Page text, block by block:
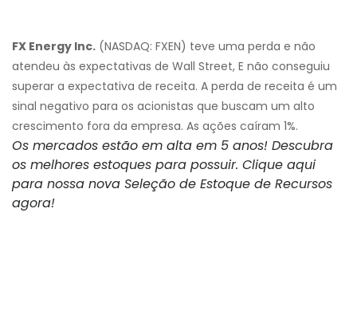
FX Energy Inc. (NASDAQ: FXEN) teve uma perda e não
atendeu às expectativas de Wall Street, E não conseguiu
superar a expectativa de receita. A perda de receita é um
sinal negativo para os acionistas que buscam um alto
crescimento fora da empresa. As ações caíram 1%.
Os mercados estão em alta em 5 anos! Descubra
os melhores estoques para possuir. Clique aqui
para nossa nova Seleção de Estoque de Recursos
agora!